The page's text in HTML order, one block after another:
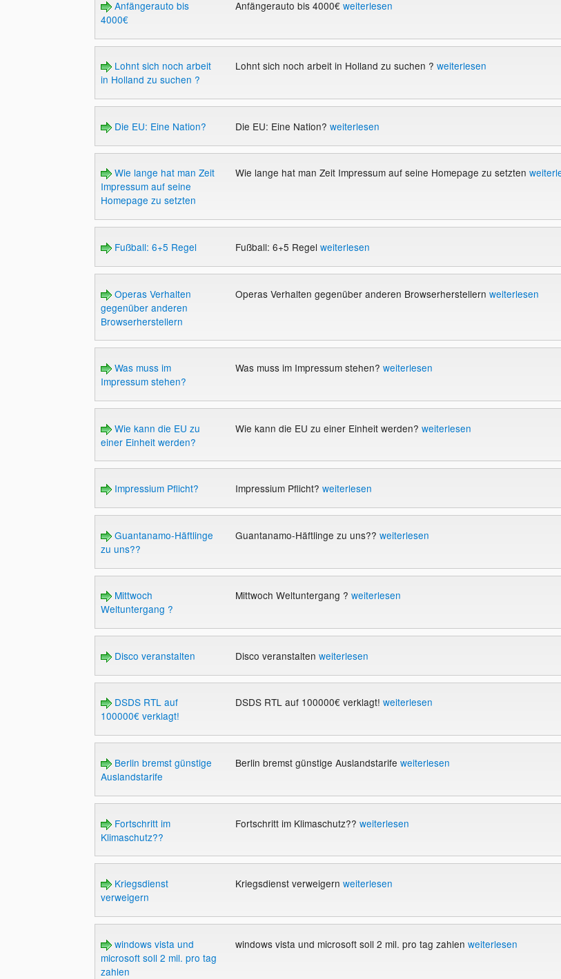
Anfängerauto bis
4000€
Anfängerauto bis 4000€ weiterlesen
Lohnt sich noch arbeit
in Holland zu suchen ?
Lohnt sich noch arbeit in Holland zu suchen ? weiterlesen
Die EU: Eine Nation? Die EU: Eine Nation? weiterlesen
Wie lange hat man Zeit
Impressum auf seine
Homepage zu setzten
Wie lange hat man Zeit Impressum auf seine Homepage zu setzten
Fußball: 6+5 Regel Fußball: 6+5 Regel weiterlesen
Operas Verhalten
gegenüber anderen
Browserherstellern
Operas Verhalten gegenüber anderen Browserherstellern weiterlesen
Was muss im
Impressum stehen?
Was muss im Impressum stehen? weiterlesen
Wie kann die EU zu
einer Einheit werden?
Wie kann die EU zu einer Einheit werden? weiterlesen
Impressium Pflicht? Impressium Pflicht? weiterlesen
Guantanamo-Häftlinge
zu uns??
Guantanamo-Häftlinge zu uns?? weiterlesen
Mittwoch
Weltuntergang ?
Mittwoch Weltuntergang ? weiterlesen
Disco veranstalten Disco veranstalten weiterlesen
DSDS RTL auf
100000€ verklagt!
DSDS RTL auf 100000€ verklagt! weiterlesen
Berlin bremst günstige
Auslandstarife
Berlin bremst günstige Auslandstarife weiterlesen
Fortschritt im
Klimaschutz??
Fortschritt im Klimaschutz?? weiterlesen
Kriegsdienst
verweigern
Kriegsdienst verweigern weiterlesen
windows vista und
microsoft soll 2 mil. pro tag
zahlen
windows vista und microsoft soll 2 mil. pro tag zahlen weiterlesen